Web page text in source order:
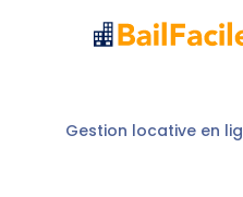
Gestion locative en